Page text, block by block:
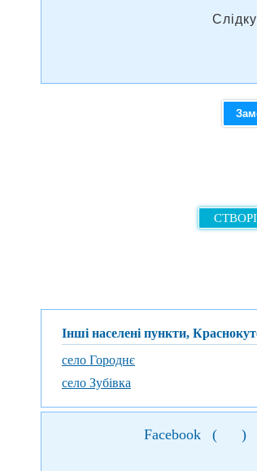
Інші населені пункти,
село Городнє
село Зубівка
Facebook ( )